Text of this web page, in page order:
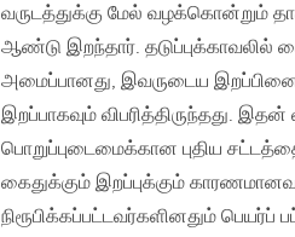
வருடத்துக்கு மேல் வழக்கொன்றும்
ஆண்டு இறந்தார். தடுப்புக்காவலில்
அமைப்பானது, இவருடைய
இறப்பாகவும் விபரித்திருந்தது.
பொறுப்புடைமைக்கான புதிய
கைதுக்கும் இறப்புக்கும்
நிரூபிக்கப்பட்டவர்களினதும்